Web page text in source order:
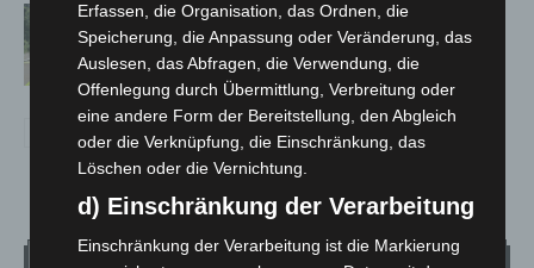
Brand im „Haus der Begegnung“ in
Neuwarmbüchen schnell eingedämmt
Erfassen, die Organisation, das Ordnen, die
Speicherung, die Anpassung oder Veränderung, das
Auslesen, das Abfragen, die Verwendung, die
Offenlegung durch Übermittlung, Verbreitung oder
eine andere Form der Bereitstellung, den Abgleich
oder die Verknüpfung, die Einschränkung, das
Löschen oder die Vernichtung.
d) Einschränkung der Verarbeitung
Einschränkung der Verarbeitung ist die Markierung